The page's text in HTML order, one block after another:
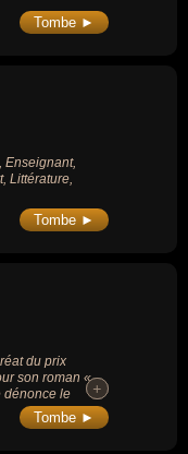
Tombe ►
Enseignant,
Littérature,
Tombe ►
du prix
son roman «
dénonce le
+
+
Tombe ►